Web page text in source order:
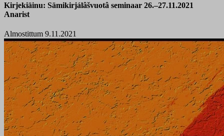
Kirjekiäinu: Sämikirjálâšvuotâ seminaar 26.–27.11.2021
Anarist
Almostittum 9.11.2021